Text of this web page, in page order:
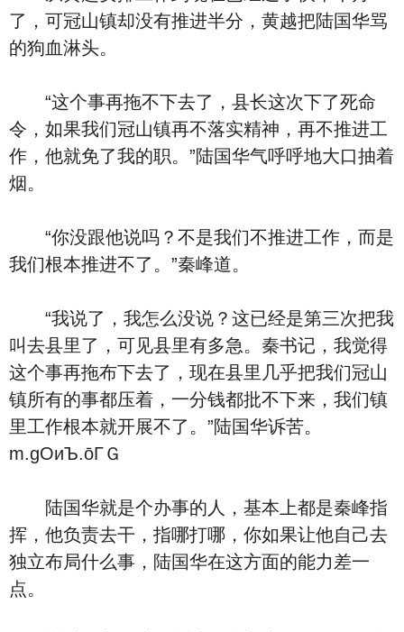
了，可冠山镇却没有推进半分，黄越把陆国华骂
的狗血淋头。
“这个事再拖不下去了，县长这次下了死命
令，如果我们冠山镇再不落实精神，再不推进工
作，他就免了我的职。”陆国华气呼呼地大口抽着
烟。
“你没跟他说吗？不是我们不推进工作，而是
我们根本推进不了。”秦峰道。
“我说了，我怎么没说？这已经是第三次把我
叫去县里了，可见县里有多急。秦书记，我觉得
这个事再拖布下去了，现在县里几乎把我们冠山
镇所有的事都压着，一分钱都批不下来，我们镇
里工作根本就开展不了。”陆国华诉苦。
m.gΟиЪ.ōΓＧ
陆国华就是个办事的人，基本上都是秦峰指
挥，他负责去干，指哪打哪，你如果让他自己去
独立布局什么事，陆国华在这方面的能力差一
点。